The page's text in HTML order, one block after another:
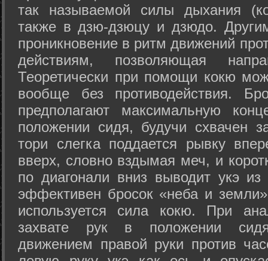
так называемой силы дыхания
также в дзю-дзюцу и дзюдо.
проникновение в ритм движений
действиям, позволяющая
Теоретически при помощи кокю
вообще без противодействия.
предполагают максимальную
положении сидя, будучи схвачен
тори слегка поддается рывку
вверх, словно вздымая меч, и
по диагонали вниз выводит укэ
эффективен бросок «неба и
используется сила кокю. При
захвате рук в положении
движением правой руки против